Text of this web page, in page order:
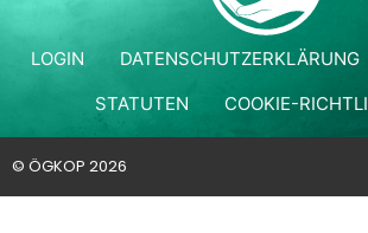
LOGIN DATENSCHUTZERKLÄRUNG
STATUTEN
COOKIE-
© ÖGKOP 2026